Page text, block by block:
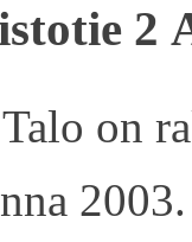
2
on
2003.